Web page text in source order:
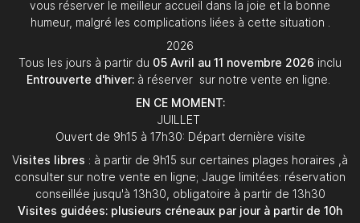
vous réserver le meilleur accueil dans la joie et la bonne
humeur, malgré les complications liées à cette situation .
2026
Tous les jours à partir du 05 Avril au 11 novembre 2026 inclu
Entrouverte d'hiver: à réserver sur notre vente en ligne.
EN CE MOMENT:
JUILLET
Ouvert de 9h15 à 17h30: Départ dernière visite
Visites libres : à partir de 9h15 sur certaines plages horaires ,à
consulter sur notre vente en ligne; Jauge limitées: réservation
conseillée jusqu'à 13h30, obligatoire à partir de 13h30
Visites guidées: plusieurs créneaux par jour à partir de 10h